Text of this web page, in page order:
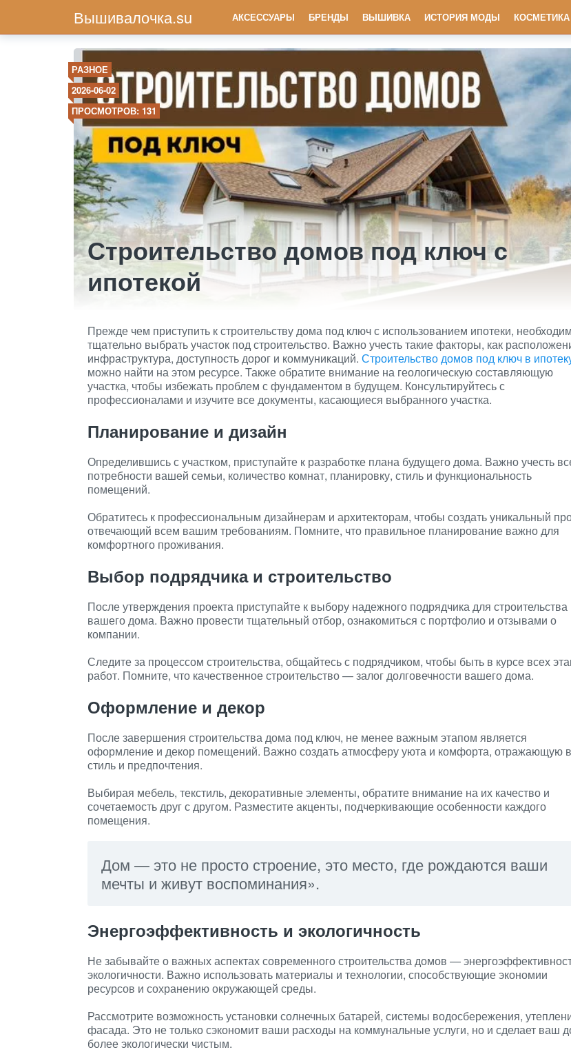
Вышивалочка.su АКСЕССУАРЫ БРЕНДЫ ВЫШИВКА ИСТОРИЯ МОДЫ КОСМЕТИКА
РАЗНОЕ
2026-06-02
ПРОСМОТРОВ: 131
Строительство домов под ключ с
ипотекой
Прежде чем приступить к строительству дома под ключ с использованием ипотеки,
тщательно выбрать участок под строительство. Важно учесть такие факторы, как
инфраструктура, доступность дорог и коммуникаций. Строительство домов под ключ в
можно найти на этом ресурсе. Также обратите внимание на геологическую составляющую
участка, чтобы избежать проблем с фундаментом в будущем. Консультируйтесь с
профессионалами и изучите все документы, касающиеся выбранного участка.
Планирование и дизайн
Определившись с участком, приступайте к разработке плана будущего дома. Важно учесть
потребности вашей семьи, количество комнат, планировку, стиль и функциональность
помещений.
Обратитесь к профессиональным дизайнерам и архитекторам, чтобы создать уникальный
отвечающий всем вашим требованиям. Помните, что правильное планирование важно для
комфортного проживания.
Выбор подрядчика и строительство
После утверждения проекта приступайте к выбору надежного подрядчика для строительства
вашего дома. Важно провести тщательный отбор, ознакомиться с портфолио и отзывами о
компании.
Следите за процессом строительства, общайтесь с подрядчиком, чтобы быть в курсе всех
работ. Помните, что качественное строительство — залог долговечности вашего дома.
Оформление и декор
После завершения строительства дома под ключ, не менее важным этапом является
оформление и декор помещений. Важно создать атмосферу уюта и комфорта, отражающую
стиль и предпочтения.
Выбирая мебель, текстиль, декоративные элементы, обратите внимание на их качество и
сочетаемость друг с другом. Разместите акценты, подчеркивающие особенности каждого
помещения.
Дом — это не просто строение, это место, где рождаются ваши
мечты и живут воспоминания».
Энергоэффективность и экологичность
Не забывайте о важных аспектах современного строительства домов —
экологичности. Важно использовать материалы и технологии, способствующие экономии
ресурсов и сохранению окружающей среды.
Рассмотрите возможность установки солнечных батарей, системы водосбережения,
фасада. Это не только сэкономит ваши расходы на коммунальные услуги, но и сделает ваш
более экологически чистым.